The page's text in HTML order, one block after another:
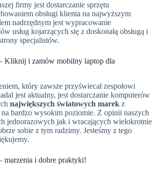
firmy jest dostarczanie sprzętu
obsługi klienta na najwyższym
nadrzędnym jest wypracowanie
usług kojarzących się z doskonałą obsługą i
specjalistów.
Kliknij i zamów mobilny laptop dla
który zawsze przyświecał zespołowi
jest aktualny, jest dostarczanie komputerów
największych światowych marek z
na bardzo wysokim poziomie. Z opinii naszych
jednorazowych jak i wracających wielokrotnie
sobie z tym radzimy. Jesteśmy z tego
marzenia i dobre praktyki!